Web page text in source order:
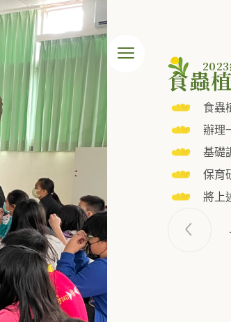
2023
食蟲
食蟲
辦理
基礎
保育
將上